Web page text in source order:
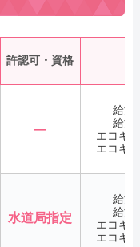
許認可・資格
―
給湯
給湯
エコキ
エコキ
水道局指定
給湯
給湯
エコキ
エコキ